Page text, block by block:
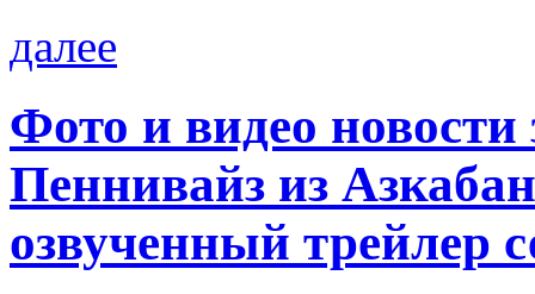
далее
Фото и видео
Пеннивайз из
озвученный трейлер